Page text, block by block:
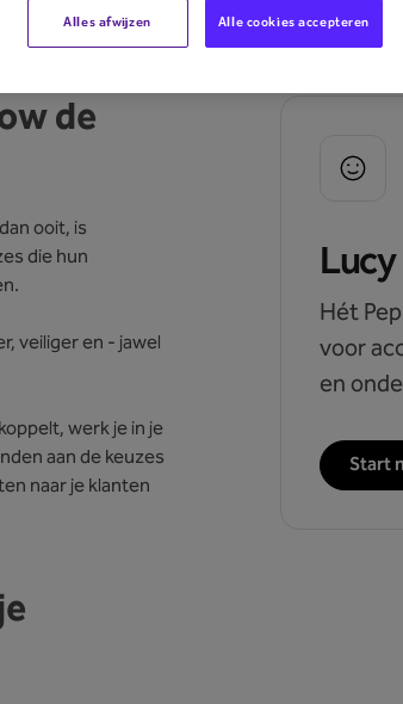
de
ooit, is
die hun
veiliger en - jawel
werk je in je
aan de keuzes
naar je klanten
Lucy
Hét
voor
en
Start
Alles afwijzen Alle cookies accepteren